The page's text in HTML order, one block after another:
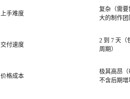
上手难度
复杂（需
大的制作团
交付速度
2 到 7 天（
周期）
价格成本
极其高昂（
不含后期增